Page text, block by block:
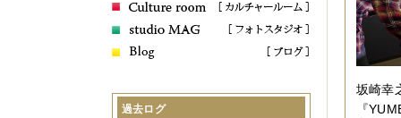
坂崎幸
『
過去ログ